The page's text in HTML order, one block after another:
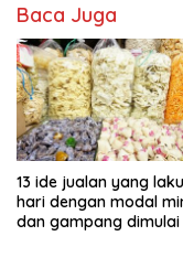
Baca Juga
13 ide jualan yang
hari dengan modal
dan gampang dimulai